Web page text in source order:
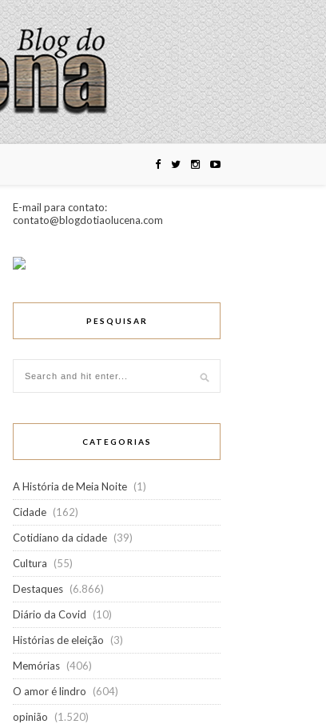
E-mail para contato:
contato@blogdotiaolucena.com
PESQUISAR
CATEGORIAS
A História de Meia Noite (1)
Cidade (162)
Cotidiano da cidade (39)
Cultura
(55)
Destaques (6.866)
Diário da Covid
(10)
Histórias de eleição
(3)
Memórias (406)
O amor é lindro
(604)
opinião
(1.520)